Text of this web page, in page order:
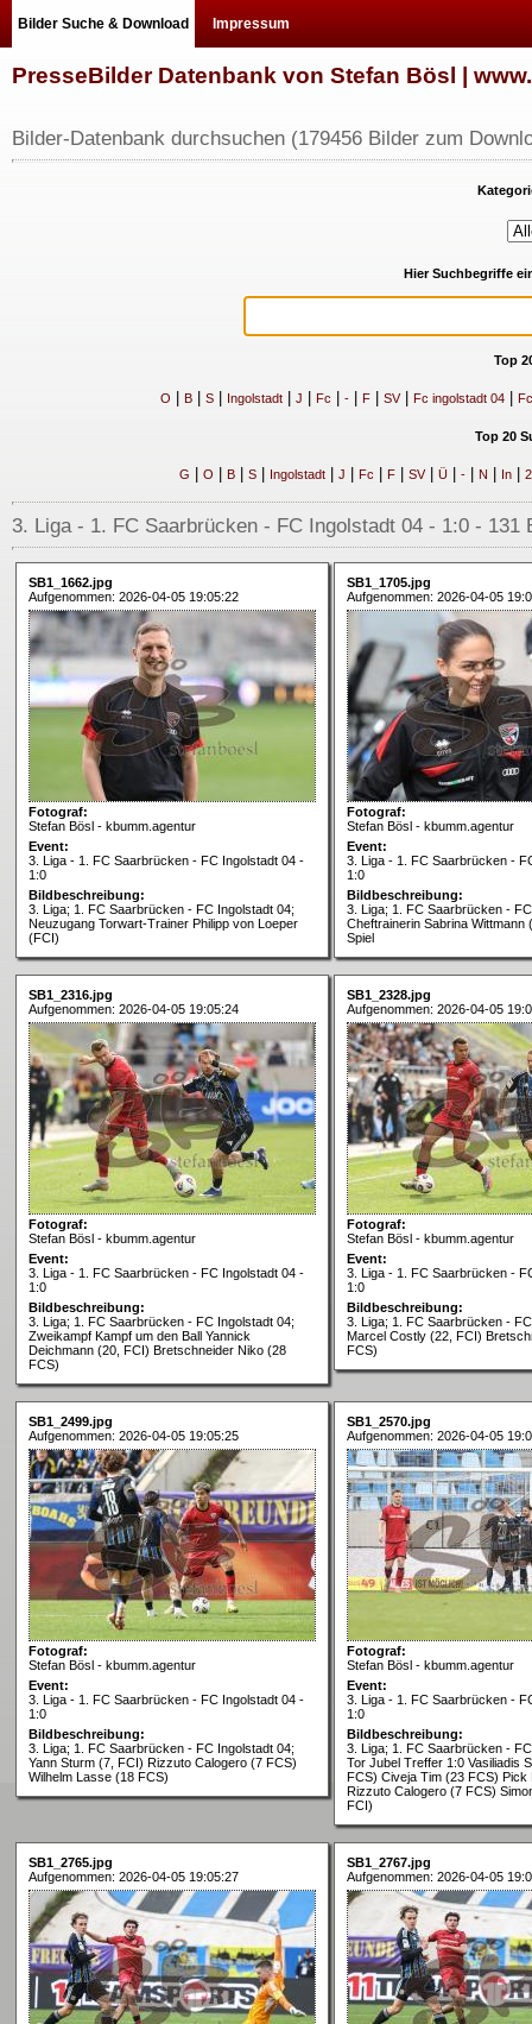
Bilder Suche & Download Impressum
PresseBilder Datenbank von Stefan Bösl |
Bilder-Datenbank durchsuchen (179456 Bilder zum
Hier Suchbegriffe
Top
O B| S| Ingolstadt| J Fc -| F| SV| Fc ingolstadt 04|
Top 20
G O B| S| Ingolstadt| J Fc F| SV| Ü| -| N In| 2
3. Liga - 1. FC Saarbrücken - FC Ingolstadt 04 - 1:0 - 131
SB1_1662.jpg
Aufgenommen: 2026-04-05 19:05:22
Fotograf:
Stefan Bösl - kbumm.agentur
Event:
3. Liga - 1. FC Saarbrücken - FC Ingolstadt 04 -
1:0
Bildbeschreibung:
3. Liga; 1. FC Saarbrücken - FC Ingolstadt 04;
Neuzugang Torwart-Trainer Philipp von Loeper
(FCI)
SB1_1705.jpg
Aufgenommen: 2026-04-05
Fotograf:
Stefan Bösl - kbumm.agentur
Event:
3. Liga - 1. FC Saarbrücken -
1:0
Bildbeschreibung:
3. Liga; 1. FC Saarbrücken -
Cheftrainerin Sabrina Wittmann
Spiel
SB1_2316.jpg
Aufgenommen: 2026-04-05 19:05:24
Fotograf:
Stefan Bösl - kbumm.agentur
Event:
3. Liga - 1. FC Saarbrücken - FC Ingolstadt 04 -
1:0
Bildbeschreibung:
3. Liga; 1. FC Saarbrücken - FC Ingolstadt 04;
Zweikampf Kampf um den Ball Yannick
Deichmann (20, FCI) Bretschneider Niko (28
FCS)
SB1_2328.jpg
Aufgenommen: 2026-04-05
Fotograf:
Stefan Bösl - kbumm.agentur
Event:
3. Liga - 1. FC Saarbrücken -
1:0
Bildbeschreibung:
3. Liga; 1. FC Saarbrücken -
Marcel Costly (22, FCI)
FCS)
SB1_2499.jpg
Aufgenommen: 2026-04-05 19:05:25
Fotograf:
Stefan Bösl - kbumm.agentur
Event:
3. Liga - 1. FC Saarbrücken - FC Ingolstadt 04 -
1:0
Bildbeschreibung:
3. Liga; 1. FC Saarbrücken - FC Ingolstadt 04;
Yann Sturm (7, FCI) Rizzuto Calogero (7 FCS)
Wilhelm Lasse (18 FCS)
SB1_2570.jpg
Aufgenommen: 2026-04-05
Fotograf:
Stefan Bösl - kbumm.agentur
Event:
3. Liga - 1. FC Saarbrücken -
1:0
Bildbeschreibung:
3. Liga; 1. FC Saarbrücken -
Tor Jubel Treffer 1:0 Vasiliadis
FCS) Civeja Tim (23 FCS) Pick
Rizzuto Calogero (7 FCS)
FCI)
SB1_2765.jpg
Aufgenommen: 2026-04-05 19:05:27
SB1_2767.jpg
Aufgenommen: 2026-04-05